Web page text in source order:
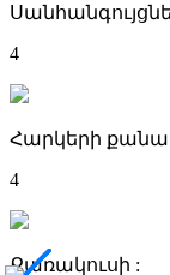
4
Հարկերի
4
Քառակուսի :